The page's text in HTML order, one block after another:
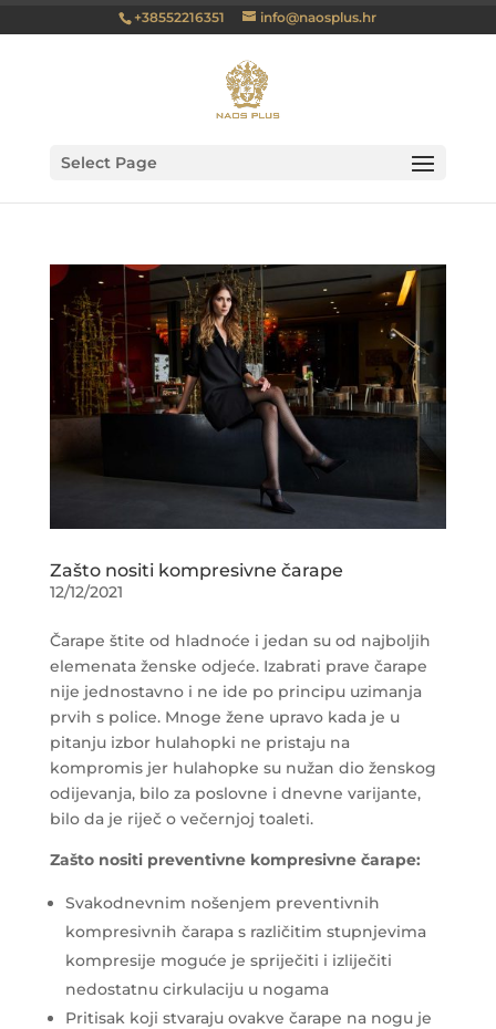
+38552216351 info@naosplus.hr
Select Page
Zašto nositi kompresivne čarape
12/12/2021
Čarape štite od hladnoće i jedan su od najboljih
elemenata ženske odjeće. Izabrati prave čarape
nije jednostavno i ne ide po principu uzimanja
prvih s police. Mnoge žene upravo kada je u
pitanju izbor hulahopki ne pristaju na
kompromis jer hulahopke su nužan dio ženskog
odijevanja, bilo za poslovne i dnevne varijante,
bilo da je riječ o večernjoj toaleti.
Zašto nositi preventivne kompresivne čarape:
Svakodnevnim nošenjem preventivnih
kompresivnih čarapa s različitim stupnjevima
kompresije moguće je spriječiti i izliječiti
nedostatnu cirkulaciju u nogama
Pritisak koji stvaraju ovakve čarape na nogu je